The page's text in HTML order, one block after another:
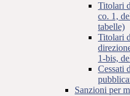
Titolari
co. 1,
tabelle)
Titolari
1-bis,
Cessati
Sanzioni per